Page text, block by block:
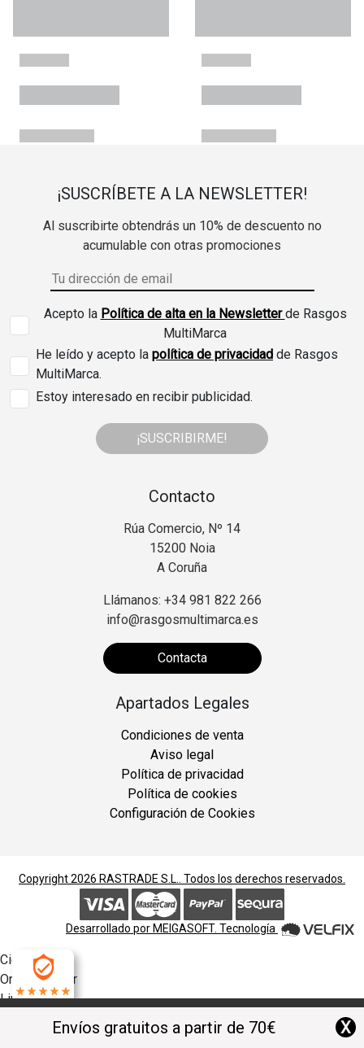
¡SUSCRÍBETE A LA NEWSLETTER!
Al suscribirte obtendrás un 10% de descuento no
acumulable con otras promociones
Acepto la Política de alta en la Newsletterde Rasgos
MultiMarca
He leído y acepto la política de privacidad de Rasgos
MultiMarca.
Estoy interesado en recibir publicidad.
¡SUSCRIBIRME!
Contacto
Rúa Comercio, Nº 14
15200 Noia
A Coruña
Llámanos: +34 981 822 266
info@rasgosmultimarca.es
Contacta
Apartados Legales
Condiciones de venta
Aviso legal
Política de privacidad
Política de cookies
Configuración de Cookies
Copyright 2026 RASTRADE S.L.. Todos los derechos reservados.
Desarrollado por MEIGASOFT. Tecnología
4.9
Envíos gratuitos a partir de 70€ X
Cierra
Ordenado por
Limpiar